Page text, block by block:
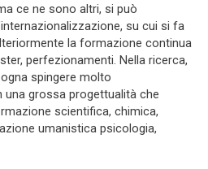
ce ne sono altri, si può
su cui si fa
la formazione continua
perfezionamenti. Nella ricerca,
spingere molto
una grossa progettualità che
scientifica, chimica,
umanistica psicologia,